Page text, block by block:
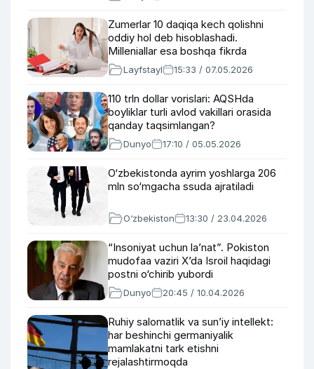
Zumerlar 10 daqiqa kech qolishni
oddiy hol deb hisoblashadi.
Milleniallar esa boshqa fikrda
Layfstayl 15:33 / 07.05.2026
110 trln dollar vorislari: AQSHda
boyliklar turli avlod vakillari orasida
qanday taqsimlangan?
Dunyo 17:10 / 05.05.2026
O‘zbekistonda ayrim yoshlarga 206
mln so‘mgacha ssuda ajratiladi
O‘zbekiston 13:30 / 23.04.2026
“Insoniyat uchun la’nat”. Pokiston
mudofaa vaziri X’da Isroil haqidagi
postni o‘chirib yubordi
Dunyo 20:45 / 10.04.2026
Ruhiy salomatlik va sun’iy intellekt:
har beshinchi germaniyalik
mamlakatni tark etishni
rejalashtirmoqda